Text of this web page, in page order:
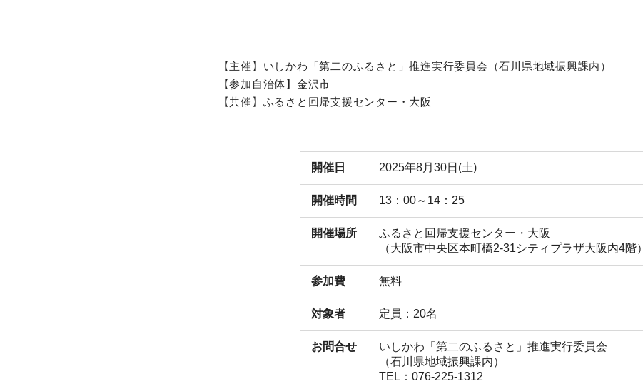
【主催】いしかわ「第二のふるさと」推進実行委員会（石川県地域振興課内）
【参加自治体】金沢市
【共催】ふるさと回帰支援センター・大阪
開催日 2025年8月30日(土)
開催時間 13：00～14：25
開催場所
ふるさと回帰支援センター・大阪
（大阪市中央区本町橋2-31シティプラザ大阪内4階）
参加費 無料
対象者 定員：20名
お問合せ
いしかわ「第二のふるさと」推進実行委員会
（石川県地域振興課内）
TEL：076-225-1312